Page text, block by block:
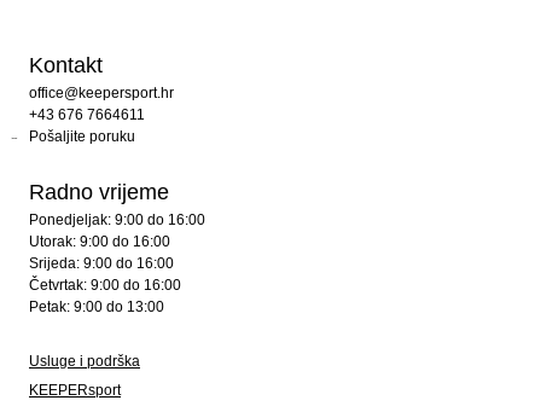
Kontakt
office@keepersport.hr
+43 676 7664611
Pošaljite poruku
Radno vrijeme
Ponedjeljak: 9:00 do 16:00
Utorak: 9:00 do 16:00
Srijeda: 9:00 do 16:00
Četvrtak: 9:00 do 16:00
Petak: 9:00 do 13:00
Usluge i podrška
KEEPERsport